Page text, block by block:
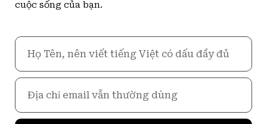
cuộc sống của bạn.
Họ
Tên
Email